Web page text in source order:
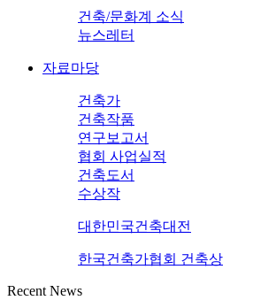
건축/문화계 소식
뉴스레터
자료마당
건축가
건축작품
연구보고서
협회 사업실적
건축도서
수상작
대한민국건축대전
한국건축가협회 건축상
Recent News